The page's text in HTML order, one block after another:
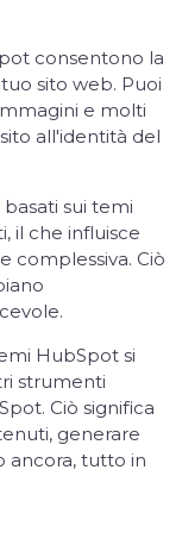
consentono la
sito web. Puoi
e molti
all'identità del
basati sui temi
il che influisce
complessiva. Ciò
HubSpot si
strumenti
Ciò significa
generare
ancora, tutto in